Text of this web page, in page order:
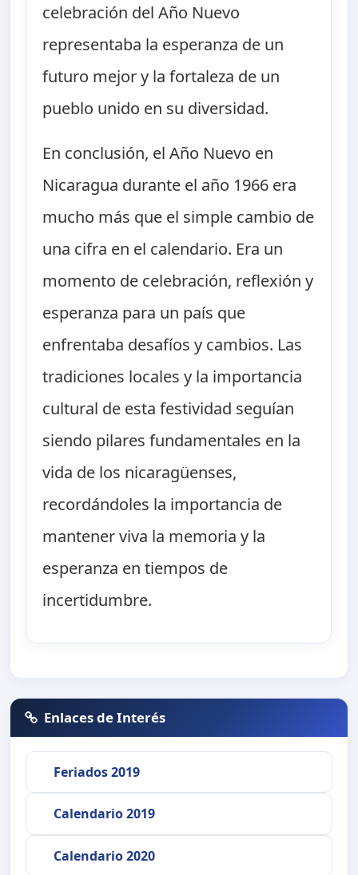
celebración del Año Nuevo
representaba la esperanza de un
futuro mejor y la fortaleza de un
pueblo unido en su diversidad.
En conclusión, el Año Nuevo en
Nicaragua durante el año 1966 era
mucho más que el simple cambio de
una cifra en el calendario. Era un
momento de celebración, reflexión y
esperanza para un país que
enfrentaba desafíos y cambios. Las
tradiciones locales y la importancia
cultural de esta festividad seguían
siendo pilares fundamentales en la
vida de los nicaragüenses,
recordándoles la importancia de
mantener viva la memoria y la
esperanza en tiempos de
incertidumbre.
Enlaces de Interés
Feriados 2019
Calendario 2019
Calendario 2020